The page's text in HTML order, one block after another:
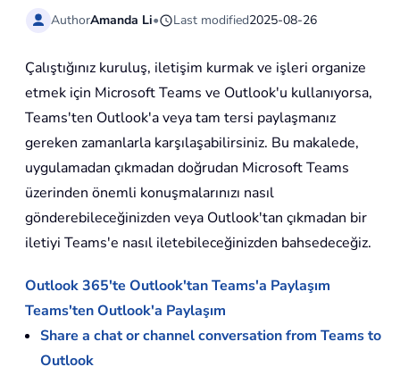
AuthorAmanda Li• Last modified2025-08-26
Çalıştığınız kuruluş, iletişim kurmak ve işleri organize
etmek için Microsoft Teams ve Outlook'u kullanıyorsa,
Teams'ten Outlook'a veya tam tersi paylaşmanız
gereken zamanlarla karşılaşabilirsiniz. Bu makalede,
uygulamadan çıkmadan doğrudan Microsoft Teams
üzerinden önemli konuşmalarınızı nasıl
gönderebileceğinizden veya Outlook'tan çıkmadan bir
iletiyi Teams'e nasıl iletebileceğinizden bahsedeceğiz.
Outlook 365'te Outlook'tan Teams'a Paylaşım
Teams'ten Outlook'a Paylaşım
Share a chat or channel conversation from Teams to
Outlook